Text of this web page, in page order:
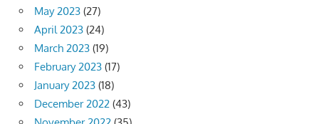
May 2023 (27)
April 2023 (24)
March 2023 (19)
February 2023 (17)
January 2023 (18)
December 2022 (43)